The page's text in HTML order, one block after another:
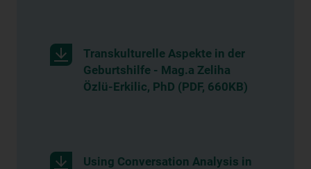
Transkulturelle Aspekte in der
Geburtshilfe - Mag.a Zeliha
Özlü-Erkilic, PhD (PDF, 660KB)
Using Conversation Analysis in